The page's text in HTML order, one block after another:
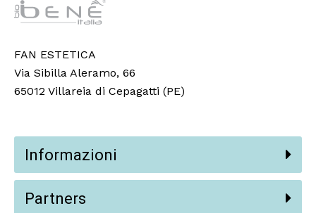
FAN ESTETICA
Via Sibilla Aleramo, 66
65012 Villareia di Cepagatti (PE)
Informazioni
Partners